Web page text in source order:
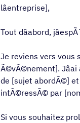
lâentreprise],
Tout dâabord,
Je reviens vers
Ã©vÃ©nement]. Jâai
de [sujet abordÃ©]
intÃ©ressÃ© par
Si vous souhaitez